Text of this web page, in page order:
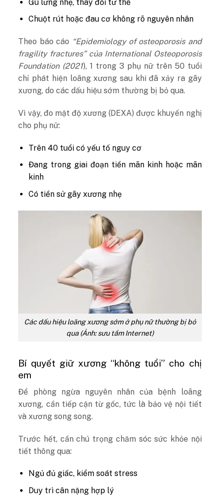
Gù lưng nhẹ, thay đổi tư thế
Chuột rút hoặc đau cơ không rõ nguyên nhân
Theo báo cáo “Epidemiology of osteoporosis and
fragility fractures” của International Osteoporosis
Foundation (2021), 1 trong 3 phụ nữ trên 50 tuổi
chỉ phát hiện loãng xương sau khi đã xảy ra gãy
xương, do các dấu hiệu sớm thường bị bỏ qua.
Vì vậy, đo mật độ xương (DEXA) được khuyến nghị
cho phụ nữ:
Trên 40 tuổi có yếu tố nguy cơ
Đang trong giai đoạn tiền mãn kinh hoặc mãn
kinh
Có tiền sử gãy xương nhẹ
Các dấu hiệu loãng xương sớm ở phụ nữ thường bị bỏ
qua (Ảnh: sưu tầm Internet)
Bí quyết giữ xương “không tuổi” cho chị
em
Để phòng ngừa nguyên nhân của bệnh loãng
xương, cần tiếp cận từ gốc, tức là bảo vệ nội tiết
và xương song song.
Trước hết, cần chú trọng chăm sóc sức khỏe nội
tiết thông qua:
Ngủ đủ giấc, kiểm soát stress
Duy trì cân nặng hợp lý